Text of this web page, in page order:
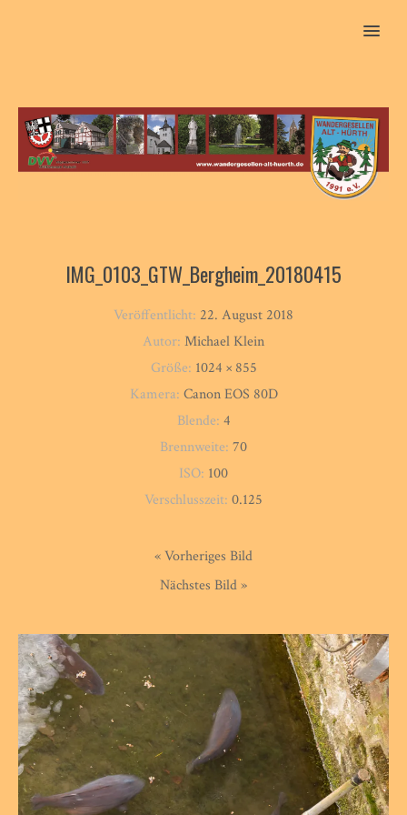
MENU
IMG_0103_GTW_Bergheim_20180415
Veröffentlicht: 22. August 2018
Autor: Michael Klein
Größe: 1024 × 855
Kamera: Canon EOS 80D
Blende: 4
Brennweite: 70
ISO: 100
Verschlusszeit: 0.125
« Vorheriges Bild
Nächstes Bild »